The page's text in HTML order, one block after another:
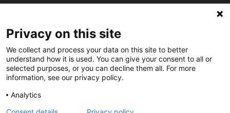
@CGTCatalunya
cgtcatalunya
Privacy on this site
We collect and process your data on this site to better
understand how it is used. You can give your consent to all or
selected purposes, or you can decline them all. For more
information, see our privacy policy.
Analytics